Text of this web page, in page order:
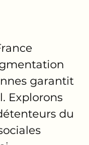
garantit
Explorons
du